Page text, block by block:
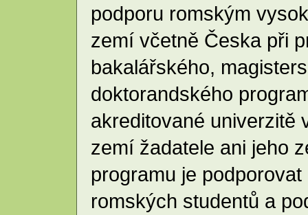
podporu romským
zemí včetně Česka při
bakalářského,
doktorandského
akreditované univerzitě
zemí žadatele ani jeho
programu je
romských studentů a